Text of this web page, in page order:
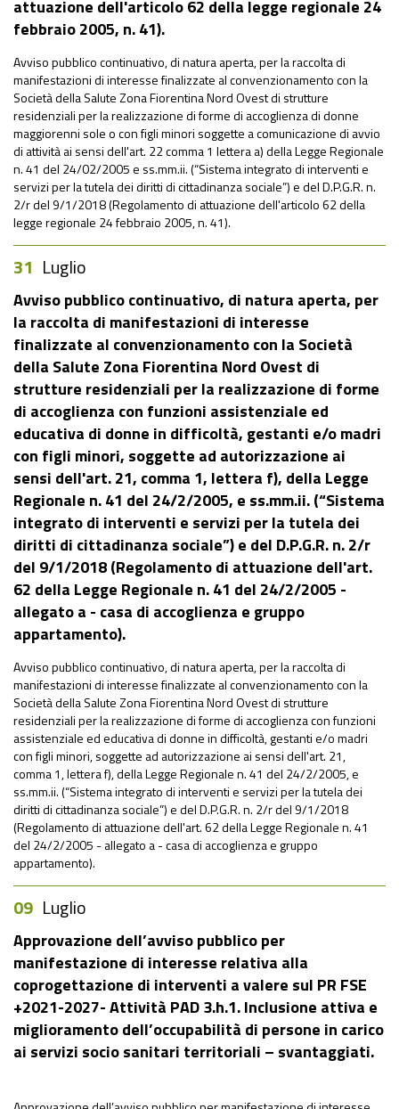
attuazione dell'articolo 62 della legge regionale 24
febbraio 2005, n. 41).
Avviso pubblico continuativo, di natura aperta, per la raccolta di
manifestazioni di interesse finalizzate al convenzionamento con la
Società della Salute Zona Fiorentina Nord Ovest di strutture
residenziali per la realizzazione di forme di accoglienza di donne
maggiorenni sole o con figli minori soggette a comunicazione di avvio
di attività ai sensi dell'art. 22 comma 1 lettera a) della Legge Regionale
n. 41 del 24/02/2005 e ss.mm.ii. (“Sistema integrato di interventi e
servizi per la tutela dei diritti di cittadinanza sociale”) e del D.P.G.R. n.
2/r del 9/1/2018 (Regolamento di attuazione dell'articolo 62 della
legge regionale 24 febbraio 2005, n. 41).
31 Luglio
Avviso pubblico continuativo, di natura aperta, per
la raccolta di manifestazioni di interesse
finalizzate al convenzionamento con la Società
della Salute Zona Fiorentina Nord Ovest di
strutture residenziali per la realizzazione di forme
di accoglienza con funzioni assistenziale ed
educativa di donne in difficoltà, gestanti e/o madri
con figli minori, soggette ad autorizzazione ai
sensi dell'art. 21, comma 1, lettera f), della Legge
Regionale n. 41 del 24/2/2005, e ss.mm.ii. (“Sistema
integrato di interventi e servizi per la tutela dei
diritti di cittadinanza sociale”) e del D.P.G.R. n. 2/r
del 9/1/2018 (Regolamento di attuazione dell'art.
62 della Legge Regionale n. 41 del 24/2/2005 -
allegato a - casa di accoglienza e gruppo
appartamento).
Avviso pubblico continuativo, di natura aperta, per la raccolta di
manifestazioni di interesse finalizzate al convenzionamento con la
Società della Salute Zona Fiorentina Nord Ovest di strutture
residenziali per la realizzazione di forme di accoglienza con funzioni
assistenziale ed educativa di donne in difficoltà, gestanti e/o madri
con figli minori, soggette ad autorizzazione ai sensi dell'art. 21,
comma 1, lettera f), della Legge Regionale n. 41 del 24/2/2005, e
ss.mm.ii. (“Sistema integrato di interventi e servizi per la tutela dei
diritti di cittadinanza sociale”) e del D.P.G.R. n. 2/r del 9/1/2018
(Regolamento di attuazione dell'art. 62 della Legge Regionale n. 41
del 24/2/2005 - allegato a - casa di accoglienza e gruppo
appartamento).
09 Luglio
Approvazione dell’avviso pubblico per
manifestazione di interesse relativa alla
coprogettazione di interventi a valere sul PR FSE
+2021-2027- Attività PAD 3.h.1. Inclusione attiva e
miglioramento dell’occupabilità di persone in carico
ai servizi socio sanitari territoriali – svantaggiati.